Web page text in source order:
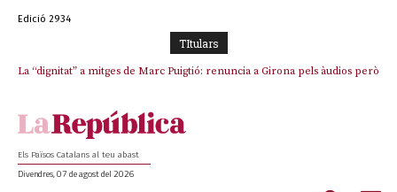
Edició 2934
TItulars
La “dignitat” a mitges de Marc Puigtió: renuncia a Girona pels àudios però
Els Països Catalans al teu abast
Divendres, 07 de agost del 2026